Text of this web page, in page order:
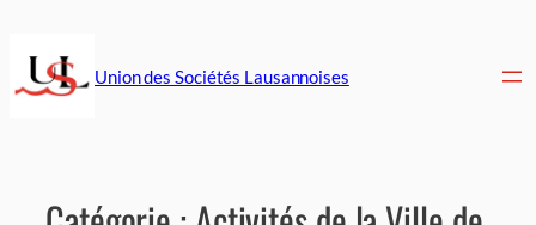
contenu
Union des Sociétés Lausannoises